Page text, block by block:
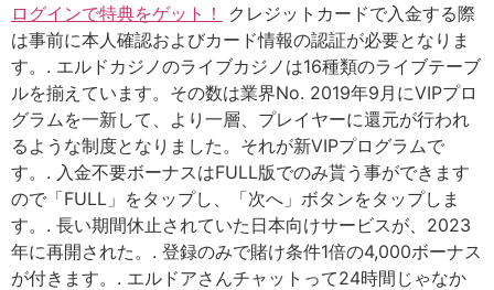
ログインで特典をゲット！
クレジットカードで入金する際
は事前に本人確認およびカード情報の認証が必要となりま
す。. エルドカジノのライブカジノは16種類のライブテーブ
ルを揃えています。その数は業界No. 2019年9月にVIPプロ
グラムを一新して、より一層、プレイヤーに還元が行われ
るような制度となりました。それが新VIPプログラムで
す。. 入金不要ボーナスはFULL版でのみ貰う事ができます
ので「FULL」をタップし、「次へ」ボタンをタップしま
す。. 長い期間休止されていた日本向けサービスが、2023
年に再開された。. 登録のみで賭け条件1倍の4,000ボーナス
が付きます。. エルドアさんチャットって24時間じゃなか